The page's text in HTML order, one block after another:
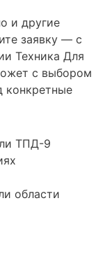
и другие
заявку — с
Техника Для
с выбором
конкретные
ТПД-9
области